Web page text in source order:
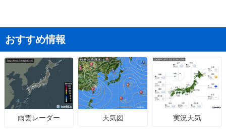
おすすめ情報
雨雲レーダー 天気図 実況天気